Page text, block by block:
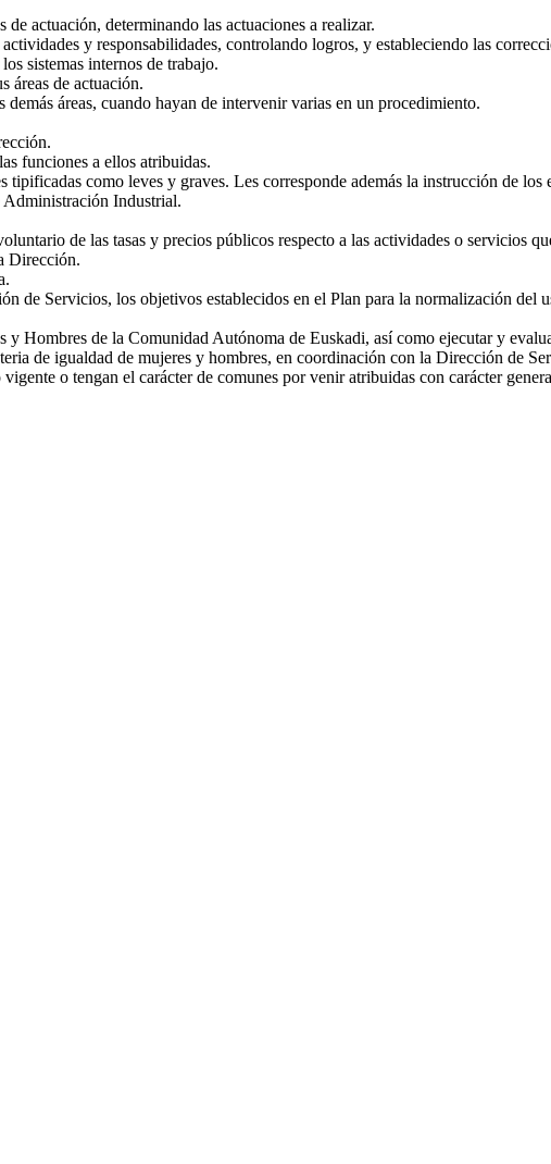
actuación, determinando las actuaciones a realizar.
y responsabilidades, controlando logros, y estableciendo las
sistemas internos de trabajo.
áreas de actuación.
áreas, cuando hayan de intervenir varias en un procedimiento.
funciones a ellos atribuidas.
como leves y graves. Les corresponde además la instrucción de los
Administración Industrial.
de las tasas y precios públicos respecto a las actividades o servicios
Dirección.
de Servicios, los objetivos establecidos en el Plan para la normalización del
Hombres de la Comunidad Autónoma de Euskadi, así como ejecutar y
de igualdad de mujeres y hombres, en coordinación con la Dirección de
o tengan el carácter de comunes por venir atribuidas con carácter